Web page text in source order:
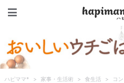
ハピママ* > 家事・生活術 > 食生活 >
コ